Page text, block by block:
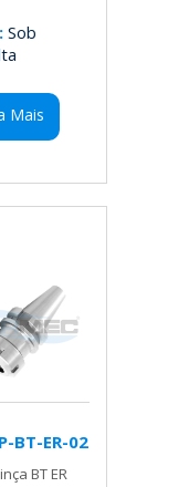
Sob
Mais
BT-ER-02
BT ER